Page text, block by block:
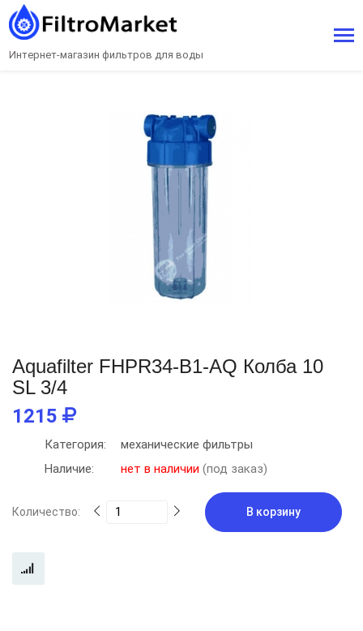
Интернет-магазин фильтров для воды
Aquafilter FHPR34-B1-AQ Колба 10
SL 3/4
1215
Категория:
механические фильтры
Наличие:
нет в наличии (под заказ)
Количество: В корзину